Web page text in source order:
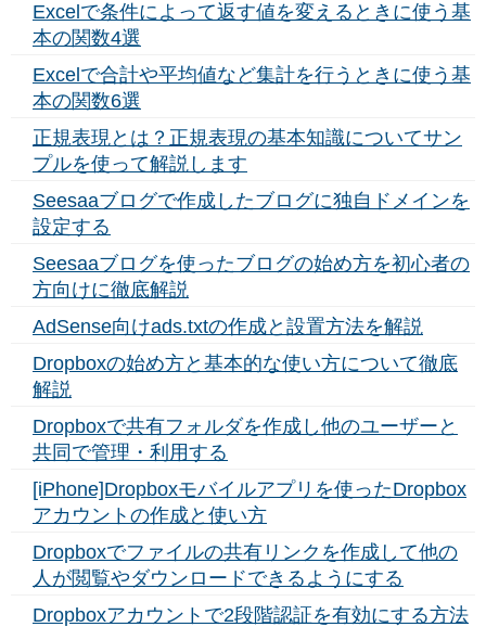
Excelで条件によって返す値を変えるときに使う基
本の関数4選
Excelで合計や平均値など集計を行うときに使う基
本の関数6選
正規表現とは？正規表現の基本知識についてサン
プルを使って解説します
Seesaaブログで作成したブログに独自ドメインを
設定する
Seesaaブログを使ったブログの始め方を初心者の
方向けに徹底解説
AdSense向けads.txtの作成と設置方法を解説
Dropboxの始め方と基本的な使い方について徹底
解説
Dropboxで共有フォルダを作成し他のユーザーと
共同で管理・利用する
[iPhone]Dropboxモバイルアプリを使ったDropbox
アカウントの作成と使い方
Dropboxでファイルの共有リンクを作成して他の
人が閲覧やダウンロードできるようにする
Dropboxアカウントで2段階認証を有効にする方法